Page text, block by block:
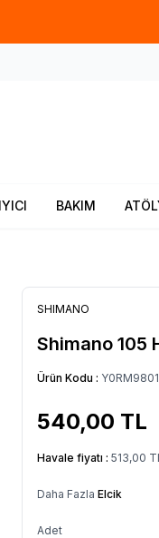
BAKIM
SHIMANO
Shimano 105
Ürün Kodu :
540,00 TL
Havale fiyatı : 513,00 TL
Daha Fazla Elcik
Adet